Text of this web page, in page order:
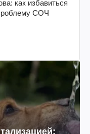
как избавиться
СОЧ